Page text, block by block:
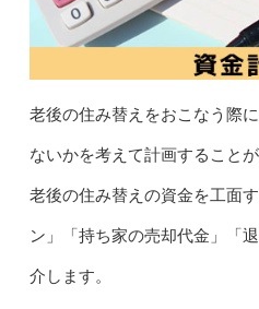
老後の住み替えをおこなう際
ないかを考えて計画することが
老後の住み替えの資金を工面
ン」「持ち家の売却代金」「
介します。